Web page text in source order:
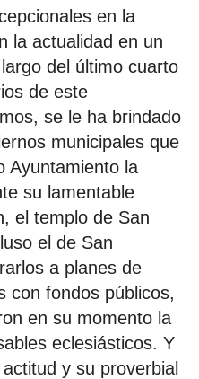
en la
la actualidad en un
del último cuarto
de este
se le ha brindado
municipales que
Ayuntamiento la
su lamentable
el templo de San
el de San
a planes de
con fondos públicos,
en su momento la
eclesiásticos. Y
y su proverbial